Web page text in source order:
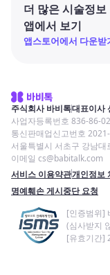
더 많은 시술정보
앱에서 보기
앱스토어에서 다운받
주식회사 바비톡대표이사
사업자등록번호 836-86-
통신판매업신고번호
서울특별시 서초구 강남
이메일 cs@babitalk.com
서비스 이용약관개인정보
명예훼손 게시중단 요청
[인증범위]
(심사받지
[유효기간]